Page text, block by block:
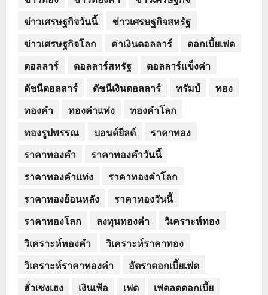
ข่าวเศรษฐกิจวันนี้
ข่าวเศรษฐกิจสหรัฐ
ข่าวเศรษฐกิจโลก
ค่าเงินดอลลาร์
ดอกเบี้ยเฟด
ดอลลาร์
ดอลลาร์สหรัฐ
ดอลลาร์แข็งค่า
ดัชนีดอลลาร์
ดัชนีเงินดอลลาร์ ทรัมป์
ทอง
ทองคำ
ทองคำแท่ง
ทองคำโลก
ทองรูปพรรณ
บอนด์ยีลด์
ราคาทอง
ราคาทองคำ
ราคาทองคำวันนี้
ราคาทองคำแท่ง
ราคาทองคำโลก
ราคาทองย้อนหลัง
ราคาทองวันนี้
ราคาทองโลก
ลงทุนทองคำ
วิเคราะห์ทอง
วิเคราะห์ทองคำ
วิเคราะห์ราคาทอง
วิเคราะห์ราคาทองคำ
อัตราดอกเบี้ยเฟด
ฮั่วเซ่งเฮง
เงินเฟ้อ เฟด
เฟดลดดอกเบี้ย